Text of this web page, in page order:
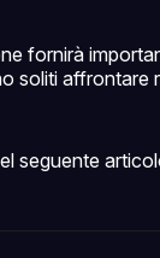
fornirà
soliti affrontare
seguente